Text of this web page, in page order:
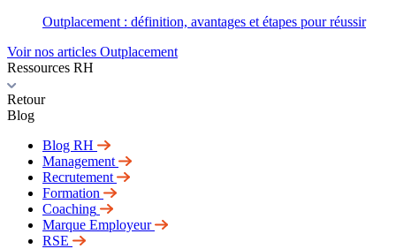
Outplacement : définition, avantages et étapes pour réussir
Voir nos articles Outplacement
Ressources RH
Retour
Blog
Blog RH
Management
Recrutement
Formation
Coaching
Marque Employeur
RSE